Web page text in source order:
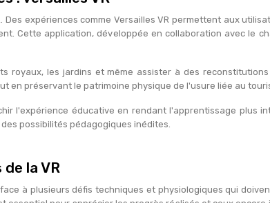
expériences comme Versailles VR permettent aux
Cette application, développée en collaboration avec le
royaux, les jardins et même assister à des
en préservant le patrimoine physique de l'usure liée au
l'expérience éducative en rendant l'apprentissage plus
possibilités pédagogiques inédites.
la VR
à plusieurs défis techniques et physiologiques qui